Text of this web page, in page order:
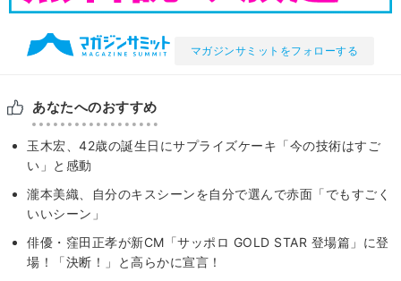
マガジンサミットをフォローする
あなたへのおすすめ
玉木宏、42歳の誕生日にサプライズケーキ「今の技術はすご
い」と感動
瀧本美織、自分のキスシーンを自分で選んで赤面「でもすごく
いいシーン」
俳優・窪田正孝が新CM「サッポロ GOLD STAR 登場篇」に登
場！「決断！」と高らかに宣言！